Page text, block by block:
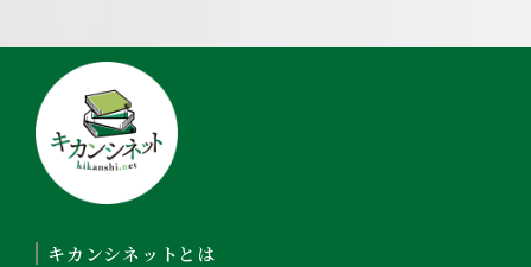
キカンシネットとは